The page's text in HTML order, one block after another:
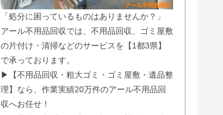
「処分に困っているものはありませんか？」
アール不用品回収では、不用品回収、ゴミ屋敷
の片付け・清掃などのサービスを【1都3県】
で承っております。
▶【不用品回収・粗大ゴミ・ゴミ屋敷・遺品整
理】なら、作業実績20万件のアール不用品回
収へお任せ！